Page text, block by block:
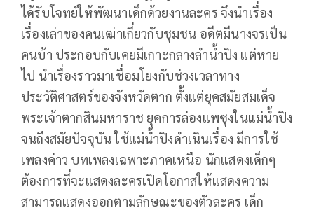
ได้รับโจทย์ให้พัฒนาเด็กด้วยงานละคร จึงนำเรื่อง
เรื่องเล่าของคนเฒ่าเกี่ยวกับชุมชน อดีตมีนางจรเป็น
คนบ้า ประกอบกับเคยมีเกาะกลางลำน้ำปิง แต่หาย
ไป นำเรื่องราวมาเชื่อมโยงกับช่วงเวลาทาง
ประวัติศาสตร์ของจังหวัดตาก ตั้งแต่ยุคสมัยสมเด็จ
พระเจ้าตากสินมหาราช ยุคการล่องแพซุงในแม่น้ำปิง
จนถึงสมัยปัจจุบัน ใช้แม่น้ำปิงดำเนินเรื่อง มีการใช้
เพลงค่าว บทเพลงเฉพาะภาคเหนือ นักแสดงเด็กๆ
ต้องการที่จะแสดงละครเปิดโอกาสให้แสดงความ
สามารถแสดงออกตามลักษณะของตัวละคร เด็ก